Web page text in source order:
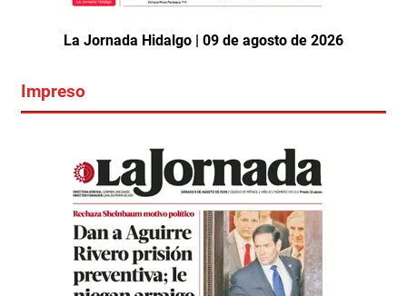
La Jornada Hidalgo | 09 de agosto de 2026
Impreso